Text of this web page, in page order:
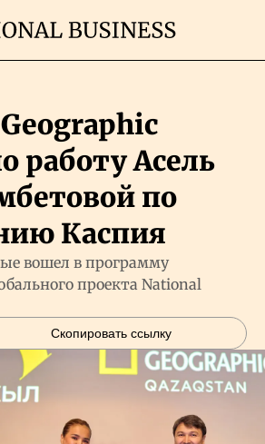
работу Асель
по
Каспия
вошел в программу
проекта National
Скопировать ссылку